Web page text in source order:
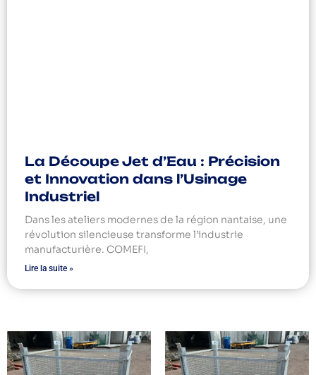
La Découpe Jet d’Eau : Précision
et Innovation dans l’Usinage
Industriel
Dans les ateliers modernes de la région nantaise, une
révolution silencieuse transforme l’industrie
manufacturière. COMEFI,
Lire la suite »